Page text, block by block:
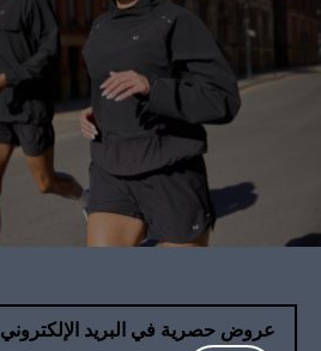
عروض حصرية في البريد الإلكتروني